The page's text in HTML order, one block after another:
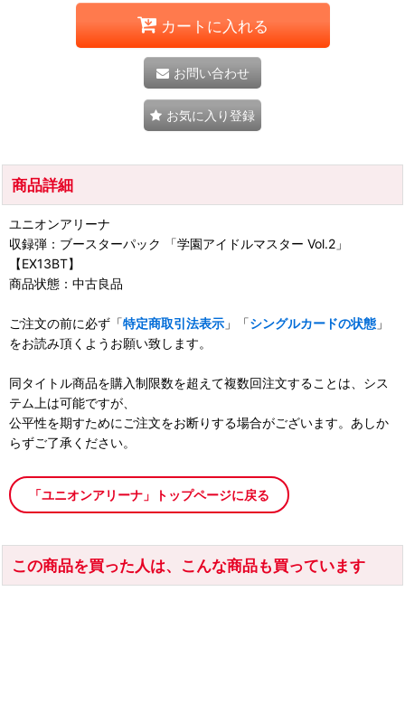
カートに入れる
お問い合わせ
お気に入り登録
商品詳細
ユニオンアリーナ
収録弾：ブースターパック 「学園アイドルマスター Vol.2」
【EX13BT】
商品状態：中古良品
ご注文の前に必ず「特定商取引法表示 」「シングルカードの状態 」
をお読み頂くようお願い致します。
同タイトル商品を購入制限数を超えて複数回注文することは、シス
テム上は可能ですが、
公平性を期すためにご注文をお断りする場合がございます。あしか
らずご了承ください。
「ユニオンアリーナ」トップページに戻る
この商品を買った人は、こんな商品も買っています